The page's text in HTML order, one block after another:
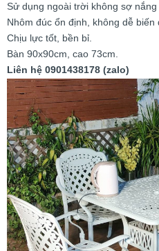
Sử dụng ngoài trời không sợ nắng
Nhôm đúc ổn định, không dễ biến
Chịu lực tốt, bền bỉ.
Bàn 90x90cm, cao 73cm.
Liên hệ 0901438178 (zalo)